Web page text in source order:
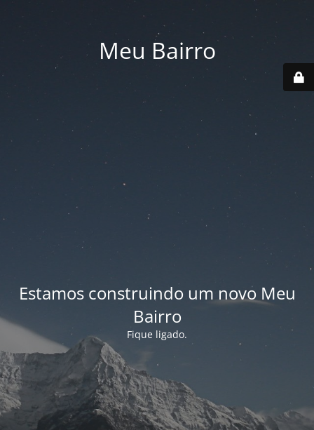
Meu Bairro
Estamos construindo um novo Meu
Bairro
Fique ligado.